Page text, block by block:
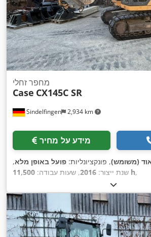
Sindelfingen 2,934 km
מחפר זחלי
Case CX145C SR
מידע על מחיר
(משומש), פונקציונליות: פועל באופן מלא,
שנת ייצור: 2016, שעות עבודה: 11,500 h,